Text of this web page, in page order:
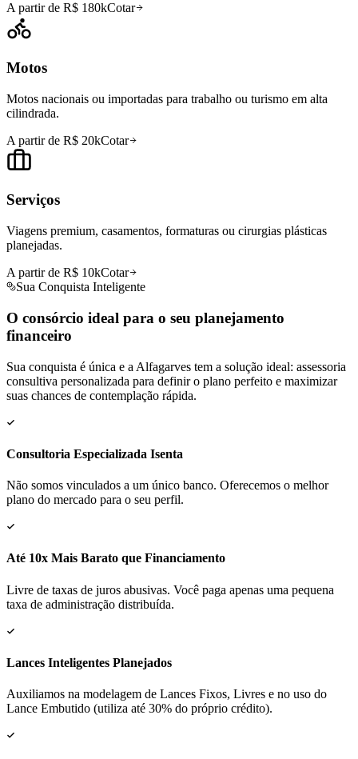
A partir de R$ 180kCotar
Motos
Motos nacionais ou importadas para trabalho ou turismo em alta
cilindrada.
A partir de R$ 20kCotar
Serviços
Viagens premium, casamentos, formaturas ou cirurgias plásticas
planejadas.
A partir de R$ 10kCotar
Sua Conquista Inteligente
O consórcio ideal para o seu planejamento
financeiro
Sua conquista é única e a Alfagarves tem a solução ideal: assessoria
consultiva personalizada para definir o plano perfeito e maximizar
suas chances de contemplação rápida.
Consultoria Especializada Isenta
Não somos vinculados a um único banco. Oferecemos o melhor
plano do mercado para o seu perfil.
Até 10x Mais Barato que Financiamento
Livre de taxas de juros abusivas. Você paga apenas uma pequena
taxa de administração distribuída.
Lances Inteligentes Planejados
Auxiliamos na modelagem de Lances Fixos, Livres e no uso do
Lance Embutido (utiliza até 30% do próprio crédito).